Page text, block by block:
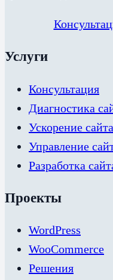
Услуги
Консультация
Диагностика
Ускорение сайта
Управление
Разработка
Проекты
WordPress
WooCommerce
Решения